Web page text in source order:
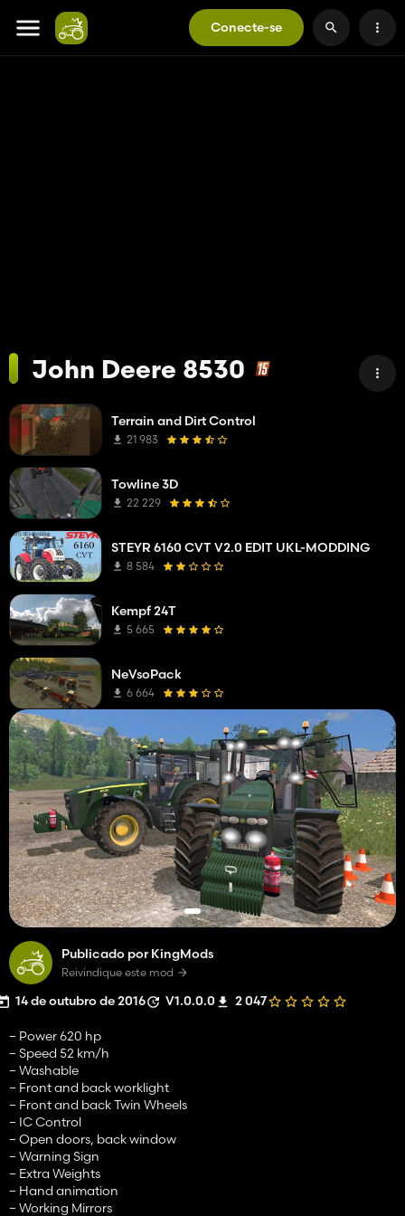
Conecte-se
John Deere 8530
Publicado por KingMods
Reivindique este mod
14 de outubro de 2016 V1.0.0.0 2 047
– Power 620 hp
– Speed 52 km/h
– Washable
– Front and back worklight
– Front and back Twin Wheels
– IC Control
– Open doors, back window
– Warning Sign
– Extra Weights
– Hand animation
– Working Mirrors
Terrain and Dirt Control
21 983
Towline 3D
22 229
STEYR 6160 CVT V2.0 EDIT UKL-MODDING
8 584
Kempf 24T
5 665
NeVsoPack
6 664